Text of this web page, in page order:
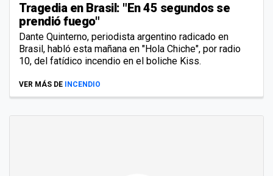
Tragedia en Brasil: "En 45 segundos se
prendió fuego"
Dante Quinterno, periodista argentino radicado en
Brasil, habló esta mañana en "Hola Chiche", por radio
10, del fatídico incendio en el boliche Kiss.
VER MÁS DE INCENDIO